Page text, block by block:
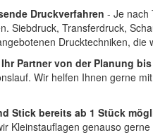
Druckverfahren - Je nach
Siebdruck, Transferdruck,
Drucktechniken,
Partner von der Planung
Wir helfen Ihnen gerne
Stick bereits ab 1 Stück
Kleinstauflagen genauso